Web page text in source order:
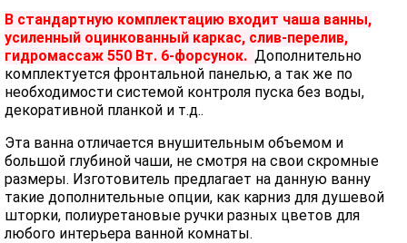
В стандартную комплектацию входит чаша ванны,
усиленный оцинкованный каркас, слив-перелив,
гидромассаж 550 Вт. 6-форсунок. Дополнительно
комплектуется фронтальной панелью, а так же по
необходимости системой контроля пуска без воды,
декоративной планкой и т.д..
Эта ванна отличается внушительным объемом и
большой глубиной чаши, не смотря на свои скромные
размеры. Изготовитель предлагает на данную ванну
такие дополнительные опции, как карниз для душевой
шторки, полиуретановые ручки разных цветов для
любого интерьера ванной комнаты.